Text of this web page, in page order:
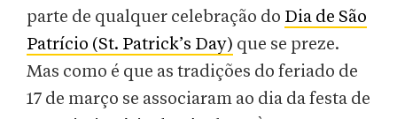
parte de qualquer celebração do Dia de São
Patrício (St. Patrick’s Day) que se preze.
Mas como é que as tradições do feriado de
17 de março se associaram ao dia da festa de